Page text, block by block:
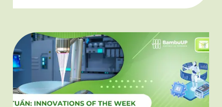
nặng điều trị, đâu là những giải pháp đổi mới